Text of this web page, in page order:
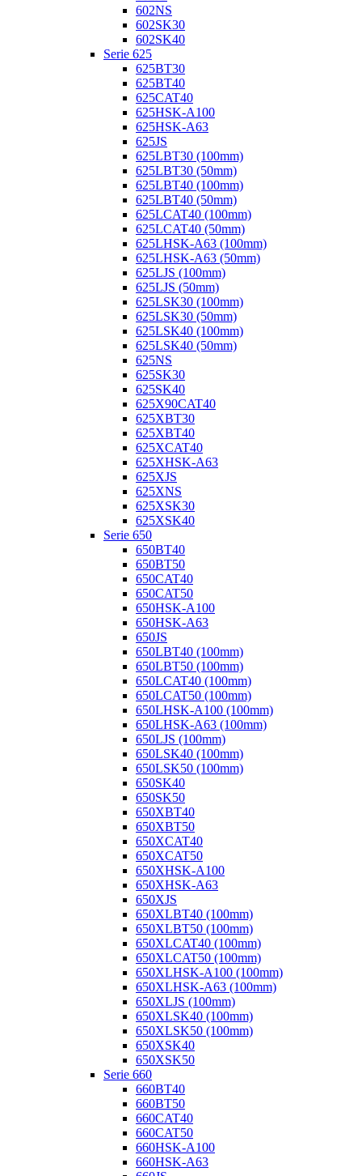
602NS
602SK30
602SK40
Serie 625
625BT30
625BT40
625CAT40
625HSK-A100
625HSK-A63
625JS
625LBT30 (100mm)
625LBT30 (50mm)
625LBT40 (100mm)
625LBT40 (50mm)
625LCAT40 (100mm)
625LCAT40 (50mm)
625LHSK-A63 (100mm)
625LHSK-A63 (50mm)
625LJS (100mm)
625LJS (50mm)
625LSK30 (100mm)
625LSK30 (50mm)
625LSK40 (100mm)
625LSK40 (50mm)
625NS
625SK30
625SK40
625X90CAT40
625XBT30
625XBT40
625XCAT40
625XHSK-A63
625XJS
625XNS
625XSK30
625XSK40
Serie 650
650BT40
650BT50
650CAT40
650CAT50
650HSK-A100
650HSK-A63
650JS
650LBT40 (100mm)
650LBT50 (100mm)
650LCAT40 (100mm)
650LCAT50 (100mm)
650LHSK-A100 (100mm)
650LHSK-A63 (100mm)
650LJS (100mm)
650LSK40 (100mm)
650LSK50 (100mm)
650SK40
650SK50
650XBT40
650XBT50
650XCAT40
650XCAT50
650XHSK-A100
650XHSK-A63
650XJS
650XLBT40 (100mm)
650XLBT50 (100mm)
650XLCAT40 (100mm)
650XLCAT50 (100mm)
650XLHSK-A100 (100mm)
650XLHSK-A63 (100mm)
650XLJS (100mm)
650XLSK40 (100mm)
650XLSK50 (100mm)
650XSK40
650XSK50
Serie 660
660BT40
660BT50
660CAT40
660CAT50
660HSK-A100
660HSK-A63